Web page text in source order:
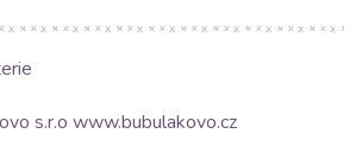
s.r.o www.bubulakovo.cz